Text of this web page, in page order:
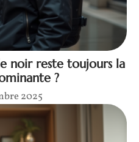
noir reste toujours la
?
2025